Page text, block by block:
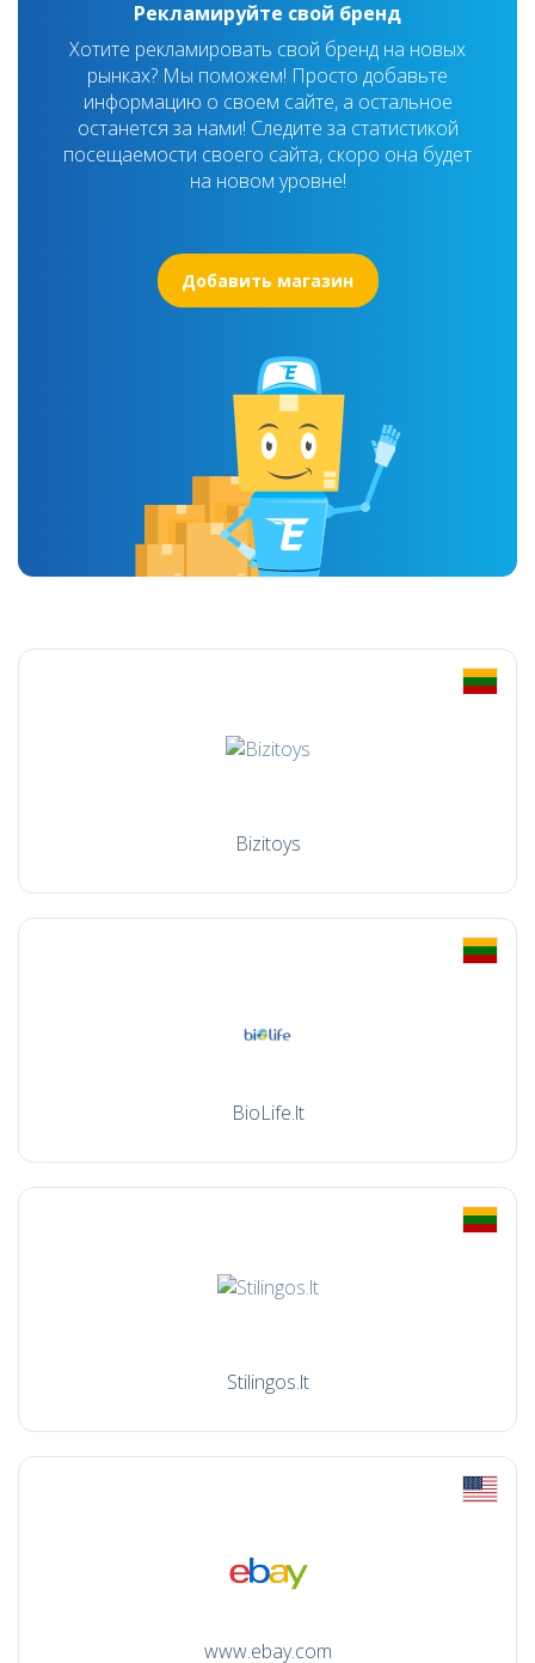
Рекламируйте свой бренд
Хотите рекламировать свой бренд на новых
рынках? Мы поможем! Просто добавьте
информацию о своем сайте, а остальное
останется за нами! Следите за статистикой
посещаемости своего сайта, скоро она будет
на новом уровне!
Добавить магазин
Bizitoys
BioLife.lt
Stilingos.lt
www.ebay.com